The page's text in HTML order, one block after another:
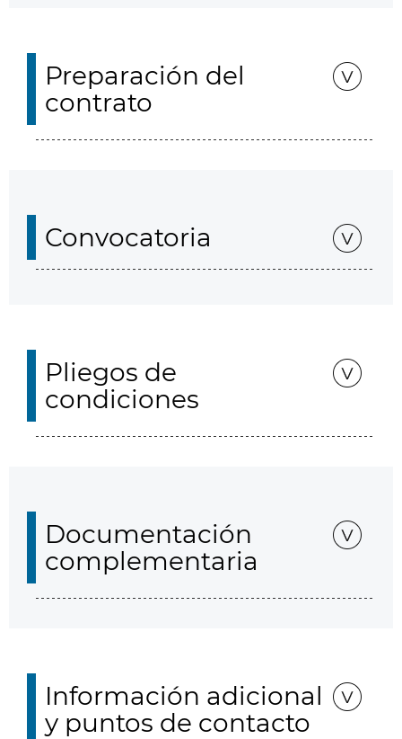
Preparación del
contrato
Convocatoria
Pliegos de
condiciones
Documentación
complementaria
Información adicional
y puntos de contacto